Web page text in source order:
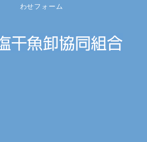
わせフォーム